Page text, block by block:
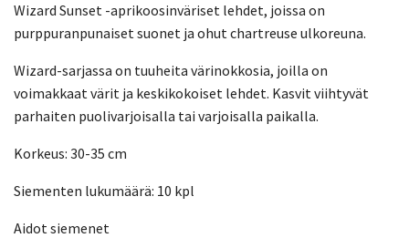
Wizard Sunset -aprikoosinväriset lehdet, joissa on
purppuranpunaiset suonet ja ohut chartreuse ulkoreuna.
Wizard-sarjassa on tuuheita värinokkosia, joilla on
voimakkaat värit ja keskikokoiset lehdet. Kasvit viihtyvät
parhaiten puolivarjoisalla tai varjoisalla paikalla.
Korkeus: 30-35 cm
Siementen lukumäärä: 10 kpl
Aidot siemenet